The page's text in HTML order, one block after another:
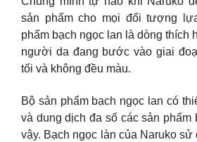
sản phẩm cho mọi đối tượng
phẩm bạch ngọc lan là dòng thích
người da đang bước vào giai
tối và không đều màu.
Bộ sản phẩm bạch ngọc lan có
và dung dịch đa số các sản phẩm
vậy. Bạch ngọc làn của Naruko